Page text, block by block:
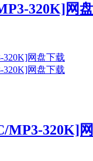
320K]网
MP3-320K]